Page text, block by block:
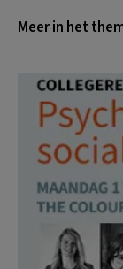
Meer in het